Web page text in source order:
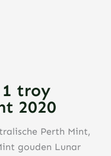
1 troy
2020
Perth Mint,
gouden Lunar